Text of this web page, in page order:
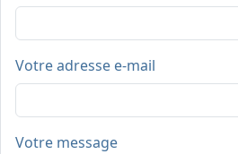
Votre adresse e-mail
Votre message